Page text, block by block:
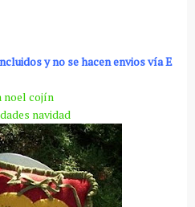
y no se hacen envios vía E
noel cojín
navidad